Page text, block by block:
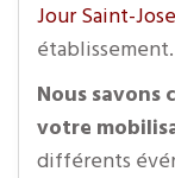
Jour Saint-
établissement.
Nous
votre
différents